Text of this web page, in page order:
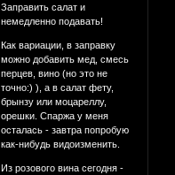
Заправить салат и
немедленно подавать!
Как вариации, в заправку
можно добавить мед, смесь
перцев, вино (но это не
точно:) ), а в салат фету,
брынзу или моцареллу,
орешки. Спаржа у меня
осталась - завтра попробую
как-нибудь видоизменить.
Из розового вина сегодня -